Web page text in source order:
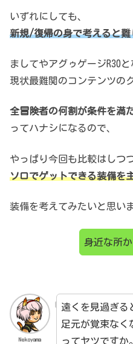
いずれにしても、
新規/復帰の身で考えると難
ましてやアグゥゲージR30と
現状最難関のコンテンツの
全冒険者の何割が条件を満
ってハナシになるので、
やっぱり今回も比較はしつつ
ソロでゲットできる装備を
装備を考えてみたいと思い
身近な所
Nekoyama
遠くを見過ぎる
足元が覚束な
ってヤツですか。